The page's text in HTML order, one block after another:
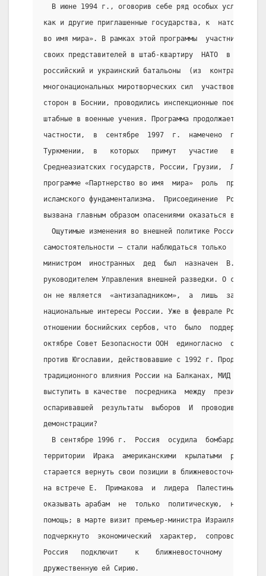
В июне 1994 г., оговорив себе ряд особых условий,
как и другие приглашенные государства, к  натовской
во имя мира». В рамках этой программы  участники
своих представителей в штаб-квартиру  НАТО  в
российский и украинский батальоны  (из
многонациональных миротворческих сил  участвовали  в
сторон в Боснии, проводились инспекционные поездки
штабные в военные учения. Программа продолжает свое
частности,  в  сентябре  1997  г.  намечено
Туркмении,  в   которых   примут   участие   военные
Среднеазиатских государств, России, Грузии,
программе «Партнерство во имя  мира»  роль
исламского фундаментализма.  Присоединение  России
вызвана главным образом опасениями оказаться в
Ощутимые изменения во внешней политике Россия —
самостоятельности — стали наблюдаться только  с
министром  иностранных  дед  был  назначен  В.
руководителем Управления внешней разведки. О себе
он не является  «антизападником»,  а  лишь  защищает
национальные интересы России. Уже в феврале Россия
отношении боснийских сербов, что  было  поддержано
октябре Совет Безопасности ООН  единогласно  отменил
против Югославии, действовавшие с 1992 г. Продолжая
традиционного влияния России на Балканах, МИД в
выступить в качестве  посредника  между
оспаривавшей  результаты  выборов  И  проводившей
демонстрации?
В сентябре 1996 г.  Россия  осудила  бомбардировку
территории  Ирака  американскими  крылатыми
старается вернуть свои позиции в ближневосточном
на встрече Е.  Примакова  и  лидера  Палестины  Я.
оказывать арабам  не  только  политическую,  но  и
помощь; в марте визит премьер-министра Израиля В.
подчеркнуто  экономический  характер,
Россия   подключит    к    ближневосточному
дружественную ей Сирию.